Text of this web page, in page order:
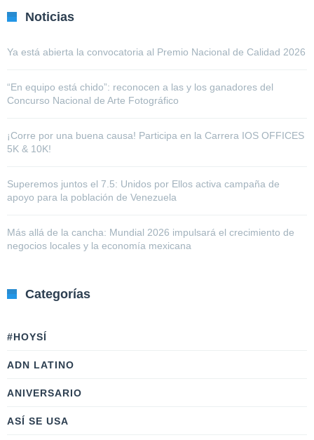
Noticias
Ya está abierta la convocatoria al Premio Nacional de Calidad 2026
“En equipo está chido”: reconocen a las y los ganadores del
Concurso Nacional de Arte Fotográfico
¡Corre por una buena causa! Participa en la Carrera IOS OFFICES
5K & 10K!
Superemos juntos el 7.5: Unidos por Ellos activa campaña de
apoyo para la población de Venezuela
Más allá de la cancha: Mundial 2026 impulsará el crecimiento de
negocios locales y la economía mexicana
Categorías
#HOYSÍ
ADN LATINO
ANIVERSARIO
ASÍ SE USA